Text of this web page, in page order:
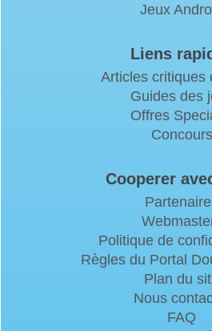
Jeux
Liens
Articles critiques
Guides des
Offres
Concours
Cooperer
Politique de
Règles du Portal
Plan du
Nous
FAQ